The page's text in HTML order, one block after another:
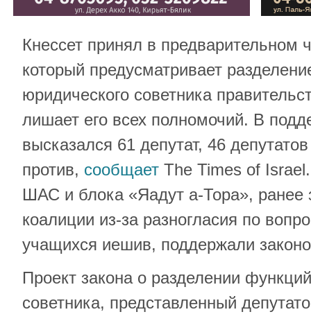
Кнессет принял в предварительном
который предусматривает
юридического советника
лишает его всех полномочий. В
высказался 61 депутат, 46
против, сообщает The Times of
ШАС и блока «Яадут а-Тора», ранее
коалиции из-за разногласия по
учащихся иешив, поддержали
Проект закона о разделении
советника, представленный